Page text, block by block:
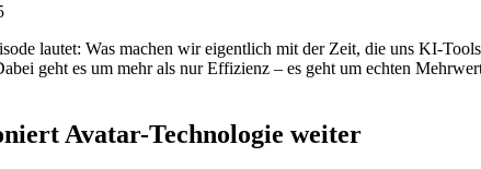
lautet: Was machen wir eigentlich mit der Zeit, die uns KI-
geht es um mehr als nur Effizienz – es geht um echten
Avatar-Technologie weiter